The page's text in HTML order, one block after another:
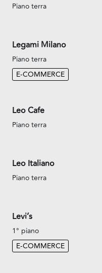
Piano terra
Legami Milano
Piano terra
E-COMMERCE
Leo Cafe
Piano terra
Leo Italiano
Piano terra
Levi’s
1° piano
E-COMMERCE